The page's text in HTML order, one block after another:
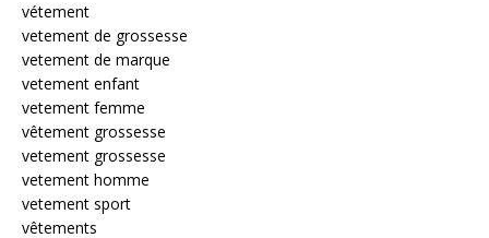
vétement
vetement de grossesse
vetement de marque
vetement enfant
vetement femme
vêtement grossesse
vetement grossesse
vetement homme
vetement sport
vêtements